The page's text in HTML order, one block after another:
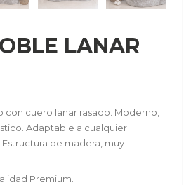
LANAR
con cuero lanar rasado. Moderno,
Adaptable a cualquier
de madera, muy
Premium.